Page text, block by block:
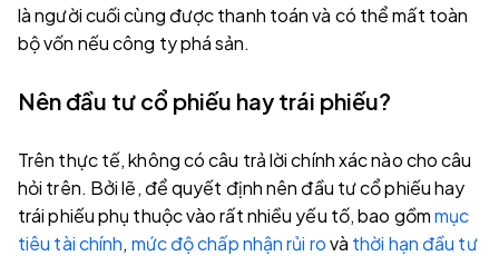
là người cuối cùng được thanh toán và có thể mất toàn
bộ vốn nếu công ty phá sản.
Nên đầu tư cổ phiếu hay trái phiếu?
Trên thực tế, không có câu trả lời chính xác nào cho câu
hỏi trên. Bởi lẽ, để quyết định nên đầu tư cổ phiếu hay
trái phiếu phụ thuộc vào rất nhiều yếu tố, bao gồmmục
tiêu tài chính, mức độ chấp nhận rủi rovà thời hạn đầu tư